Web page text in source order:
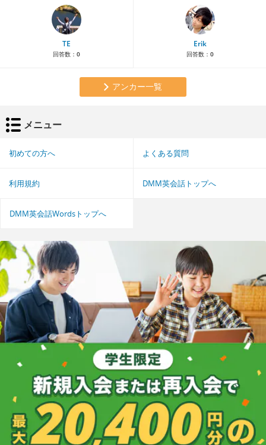
TE
回答数： 0
Erik
回答数： 0
アンカー一覧
メニュー
初めての方へ よくある質問
利用規約 DMM英会話トップへ
DMM英会話Wordsトップへ